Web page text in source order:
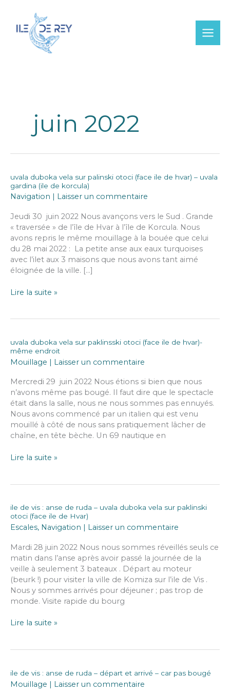
contenu
juin 2022
uvala duboka vela sur palinski otoci (face ile de hvar) – uvala
gardina (ile de korcula)
Navigation | Laisser un commentaire
Jeudi 30 juin 2022 Nous avançons vers le Sud . Grande
« traversée » de l’île de Hvar à l’île de Korcula. Nous
avons repris le même mouillage à la bouée que celui
du 28 mai 2022 : La petite anse aux eaux turquoises
avec l’ilet aux 3 maisons que nous avons tant aimé
éloignée de la ville. […]
uvala
otoci
(face
ile
de
hvar)
–
uvala
gardina
(ile
korcula)
Lire la suite »
uvala duboka vela sur paklinsski otoci (face ile de hvar)-
même endroit
Mouillage | Laisser un commentaire
Mercredi 29 juin 2022 Nous étions si bien que nous
n’avons même pas bougé. Il faut dire que le spectacle
était dans la salle, nous ne nous sommes pas ennuyés.
Nous avons commencé par un italien qui est venu
mouillé à côté de nous sans pratiquement lâcher de
chaîne, en tête bèche. Un 69 nautique en
uvala
otoci
(face
ile
de
hvar)-
même
endroit
Lire la suite »
ile de vis : anse de ruda – uvala duboka vela sur paklinski
otoci (face ile de Hvar)
Escales, Navigation | Laisser un commentaire
Mardi 28 juin 2022 Nous nous sommes réveillés seuls ce
matin dans l’anse après avoir passé la journée de la
veille à seulement 3 bateaux . Départ au moteur
(beurk !) pour visiter la ville de Komiza sur l’ile de Vis .
Nous y sommes arrivés pour déjeuner ; pas trop de
monde. Visite rapide du bourg
ile
de
ruda
Lire la suite »
ile de vis : anse de ruda – départ et arrivé – car pas bougé
Mouillage | Laisser un commentaire